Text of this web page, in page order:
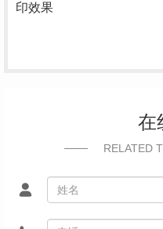
印效果
在
RELATED